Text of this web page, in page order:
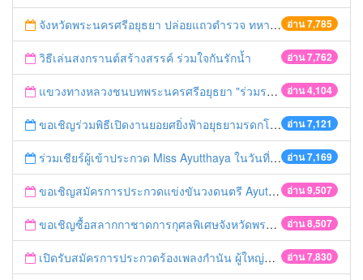
อ่าน 7,785
จังหวัดพระนครศรีอยุธยา ปล่อยแถวตำรวจ ทหาร ฝ่ายปกครอง กว่า 100 นาย ตรวจเข้มท่ารถสาธารณะ สถานีขนส่งรถโดยสาร วินรถตู้ และสถานีรถไฟ เตรียมรับมือเทศกาลสงกรานต์
อ่าน 7,762
วิธีเล่นสงกรานต์สร้างสรรค์ ร่วมใจกันรักน้ำ
อ่าน 4,104
แขวงทางหลวงชนบทพระนครศรีอยุธยา "ร่วมรณรงค์ ขับช้า เปิดไฟหน้า คาดเข็มขัด" เทศกาลสงกรานต์ ปี 2561
อ่าน 7,121
ขอเชิญร่วมพิธีเปิดงานยอยศยิ่งฟ้าอยุธยามรดกโลก
อ่าน 7,169
ร่วมเชียร์ผู้เข้าประกวด Miss Ayutthaya ในวันที่ 15 ธันวาคม 2560
อ่าน 9,507
ขอเชิญสมัครการประกวดแข่งขันวงดนตรี Ayutthaya battle of the bands
อ่าน 8,507
ขอเชิญซื้อสลากกาชาดการกุศลพิเศษจังหวัดพระนครศรีอยุธยา 2560
อ่าน 7,830
เปิดรับสมัครการประกวดร้องเพลงกำนัน ผู้ใหญ่บ้าน ฯลฯ